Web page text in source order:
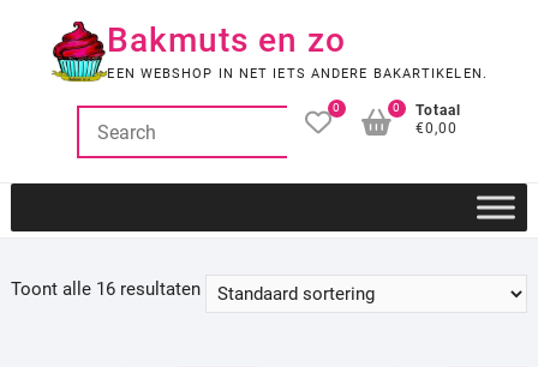
Bakmuts en zo
EEN WEBSHOP IN NET IETS ANDERE BAKARTIKELEN.
0
Totaal
€0,00
0
Toont alle 16 resultaten